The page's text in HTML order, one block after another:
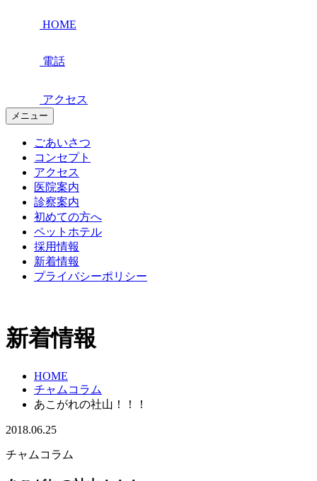
HOME
電話
アクセス
メニュー
ごあいさつ
コンセプト
アクセス
医院案内
診察案内
初めての方へ
ペットホテル
採用情報
新着情報
プライバシーポリシー
新着情報
HOME
チャムコラム
あこがれの社山！！！
2018.06.25
チャムコラム